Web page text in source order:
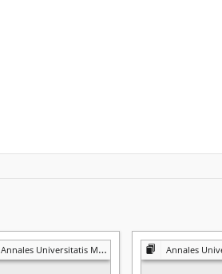
Annales Universitatis Mariae Curie-Skłodowska. Sectio AA, Physica et Chemia Annales Universitatis Mariae Curie-